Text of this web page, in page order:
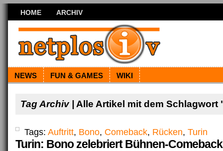
HOME ARCHIV
NEWS FUN & GAMES WIKI
Tag Archiv | Alle Artikel mit dem Schlagwort
Tags: Auftritt, Bono, Comeback, Rücken, Turin
Turin: Bono zelebriert Bühnen-Comeback